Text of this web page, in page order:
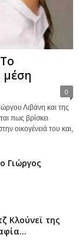
μέση
0
Λιβάνη και της
πως βρίσκει
οικογένειά του και,
Γιώργος
Κλούνεϊ της